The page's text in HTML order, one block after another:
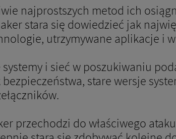
najprostszych metod ich
stara się dowiedzieć jak
utrzymywane aplikacje i
i sieć w poszukiwaniu
stare wersje
przechodzi do właściwego